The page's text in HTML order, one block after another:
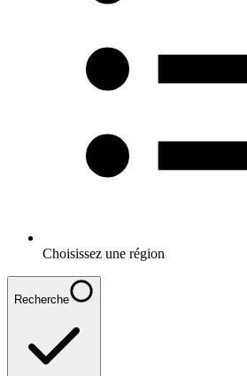
Choisissez une région
Recherche